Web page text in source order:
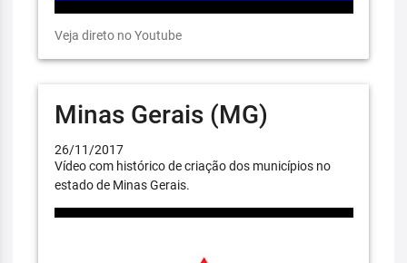
Veja direto no Youtube
Minas Gerais (MG)
26/11/2017
Vídeo com histórico de criação dos municípios no
estado de Minas Gerais.